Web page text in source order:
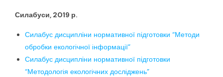
Силабуси, 2019 р.
Силабус дисципліни нормативної підготовки “Методи
обробки екологiчної iнформацiї”
Силабус дисципліни нормативної підготовки
“Методологiя екологiчних дослiджень”